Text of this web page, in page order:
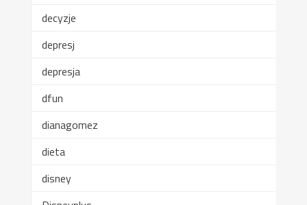
decyzje
depresj
depresja
dfun
dianagomez
dieta
disney